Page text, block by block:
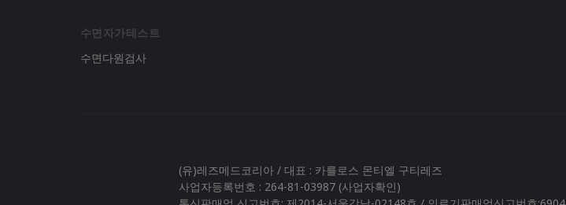
수면자가테스트
수면다원검사
(유)레즈메드코리아 / 대표 : 카를로스 몬티엘 구티레즈
사업자등록번호 : 264-81-03987 (사업자확인)